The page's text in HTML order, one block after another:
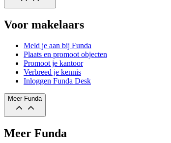
Voor makelaars
Meld je aan bij Funda
Plaats en promoot objecten
Promoot je kantoor
Verbreed je kennis
Inloggen Funda Desk
Meer Funda
Meer Funda